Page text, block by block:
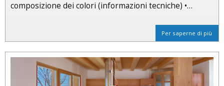
composizione dei colori (informazioni tecniche) •…
Per saperne di più